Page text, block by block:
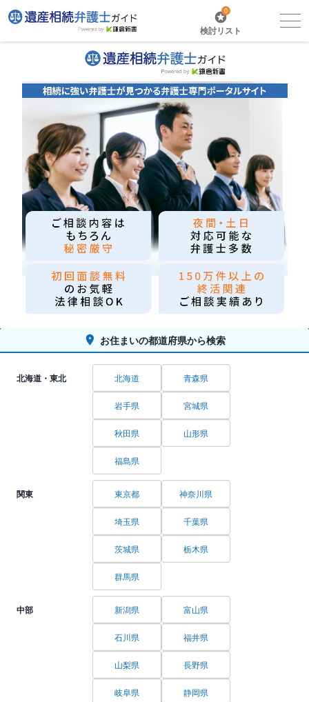
0
検討リスト
お住まいの都道府県から検索
北海道・東北 北海道 青森県
岩手県 宮城県
秋田県 山形県
福島県
関東 東京都 神奈川県
埼玉県 千葉県
茨城県 栃木県
群馬県
中部 新潟県 富山県
石川県 福井県
山梨県 長野県
岐阜県 静岡県